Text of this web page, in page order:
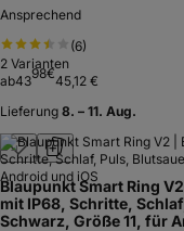
Ansprechend
(6)
2 Varianten
ab4398€45,12 €
Lieferung 8. – 11. Aug.
Blaupunkt Smart Ring
mit IP68, Schritte,
Schwarz, Größe 11, für